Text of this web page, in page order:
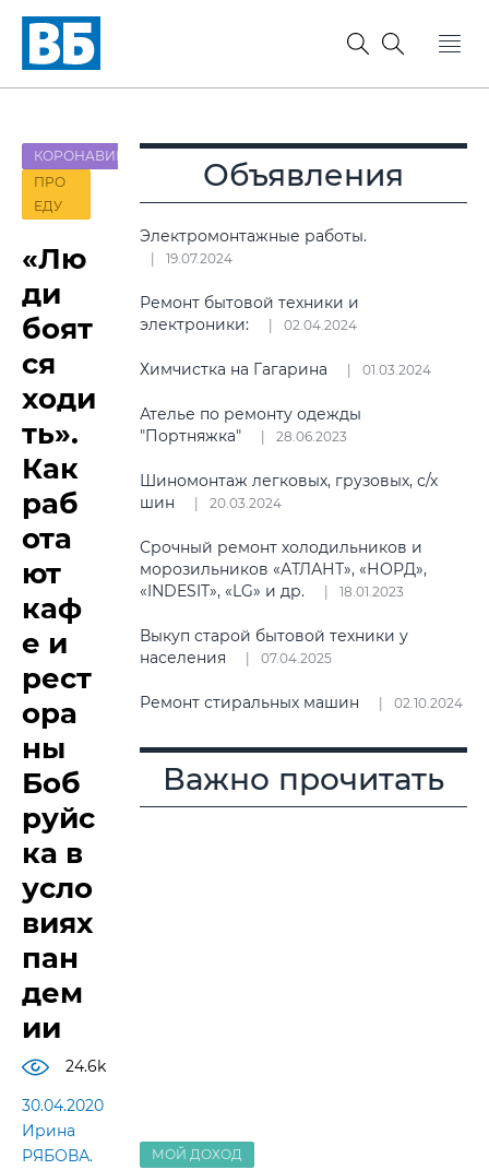
КОРОНАВИРУС
ПРО
ЕДУ
«Лю
ди
боят
ся
ходи
ть».
Как
раб
ота
ют
каф
е и
рест
ора
ны
Боб
руйс
ка в
усло
виях
пан
дем
ии
24.6k
30.04.2020
Ирина
РЯБОВА.
Объявления
Электромонтажные работы.
19.07.2024
Ремонт бытовой техники и
электроники:
02.04.2024
Химчистка на Гагарина 01.03.2024
Ателье по ремонту одежды
"Портняжка"
28.06.2023
Шиномонтаж легковых, грузовых, с/х
шин
20.03.2024
Срочный ремонт холодильников и
морозильников «АТЛАНТ», «НОРД»,
«INDESIT», «LG» и др.
18.01.2023
Выкуп старой бытовой техники у
населения
07.04.2025
Ремонт стиральных машин 02.10.2024
Важно прочитать
МОЙ ДОХОД